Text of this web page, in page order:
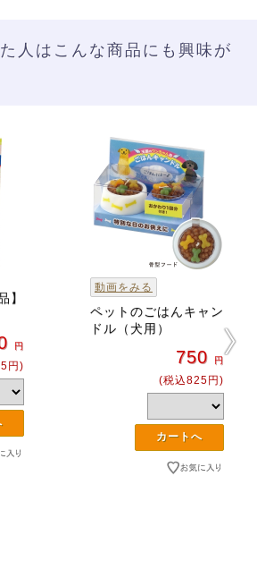
人はこんな商品にも興味が
】
円
円)
動画をみる
ペットのごはんキャン
ドル（犬用）
750 円
(税込825円)